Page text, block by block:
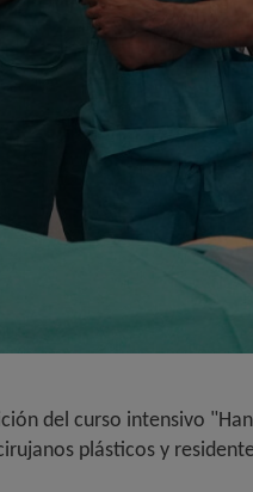
del curso intensivo
plásticos y